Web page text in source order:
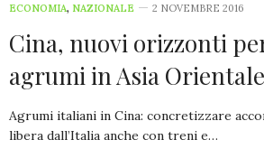
ECONOMIA, NAZIONALE 2 NOVEMBRE 2016
Cina, nuovi orizzonti
agrumi in Asia Orientale
Agrumi italiani in Cina: concretizzare
libera dall’Italia anche con treni e…